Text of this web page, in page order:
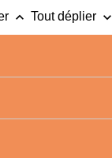
keyboard_arrow_up Tout déplier keyboard_arrow_down